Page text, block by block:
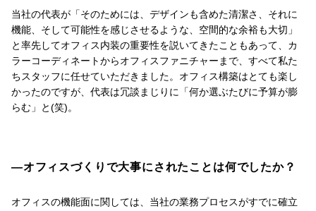
当社の代表が「そのためには、デザインも含めた清潔さ、それに
機能、そして可能性を感じさせるような、空間的な余裕も大切」
と率先してオフィス内装の重要性を説いてきたこともあって、カ
ラーコーディネートからオフィスファニチャーまで、すべて私た
ちスタッフに任せていただきました。オフィス構築はとても楽し
かったのですが、代表は冗談まじりに「何か選ぶたびに予算が膨
らむ」と(笑)。
―オフィスづくりで大事にされたことは何でしたか？
オフィスの機能面に関しては、当社の業務プロセスがすでに確立